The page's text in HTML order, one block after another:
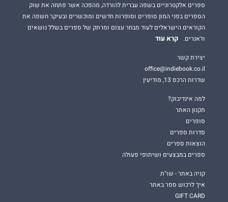
ספרים אלקטרוניים בשפה עברית להורדה, מהפכה אשר פתחה את שוק
הספרים בפני המון סופרים וסופרות חדשים ומוכשרים ובעיקר חשפה את
הקוראים הישראלים לעוד מבחר עצום ומרתק של ספרים בשלל נושאים
וז'אנרים.
קרא עוד
יצירת קשר
office@indiebook.co.il
שדרות הרכס 13, מודיעין
למה אינדיבוק?
תקנון האתר
סופרים
סדרות ספרים
הוצאות ספרים
ספרים במבצעים ושיתופי פעולה
קניה באתר - שו"ת
איך לרכוש ספר באתר
GIFT CARD